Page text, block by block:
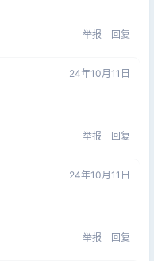
举报 回复
24年10月11日
举报 回复
24年10月11日
举报 回复